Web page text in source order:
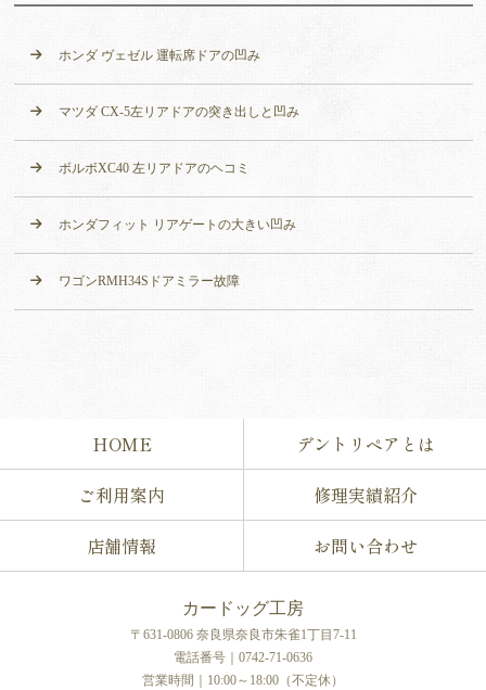
ホンダ ヴェゼル 運転席ドアの凹み
マツダ CX-5左リアドアの突き出しと凹み
ボルボXC40 左リアドアのヘコミ
ホンダフィット リアゲートの大きい凹み
ワゴンRMH34Sドアミラー故障
HOME
デントリペアとは
ご利用案内
修理実績紹介
店舗情報
お問い合わせ
カードッグ工房
〒631-0806 奈良県奈良市朱雀1丁目7-11
電話番号｜0742-71-0636
営業時間｜10:00～18:00（不定休）